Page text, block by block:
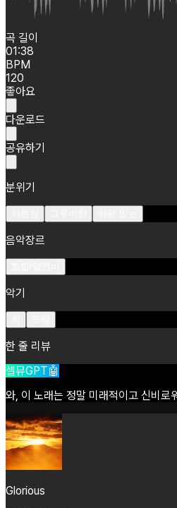
곡 길이
01:38
BPM
120
좋아요
다운로드
공유하기
분위기
음악장르
악기
한 줄 리뷰
셀뮤GPT🤖
와, 이 노래는 정말 미래적이고 신비로
Glorious